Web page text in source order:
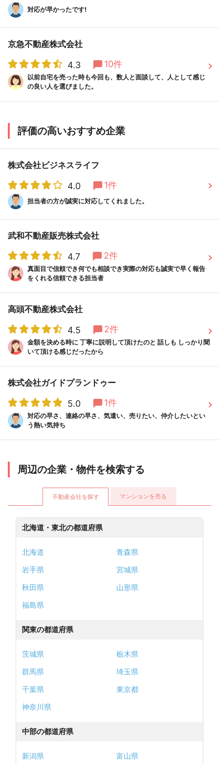
対応が早かったです!
京急不動産株式会社
4.3 10件
以前自宅を売った時も今回も、数人と面談して、人として感じ
の良い人を選びました。
評価の高いおすすめ企業
株式会社ビジネスライフ
4.0 1件
担当者の方が誠実に対応してくれました。
武和不動産販売株式会社
4.7 2件
真面目で信頼でき何でも相談でき実際の対応も誠実で早く報告
をくれる信頼できる担当者
高頭不動産株式会社
4.5 2件
金額を決める時に 丁寧に説明して頂けたのと 話しも しっかり聞
いて頂ける感じだったから
株式会社ガイドプランドゥー
5.0 1件
対応の早さ、連絡の早さ、気遣い、売りたい、仲介したいとい
う熱い気持ち
周辺の企業・物件を検索する
不動産会社を探す マンションを売る
北海道・東北の都道府県
北海道
青森県
岩手県
宮城県
秋田県
山形県
福島県
関東の都道府県
茨城県
栃木県
群馬県
埼玉県
千葉県
東京都
神奈川県
中部の都道府県
新潟県
富山県